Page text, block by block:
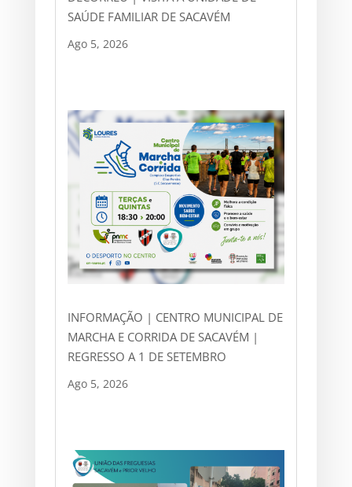
SAÚDE FAMILIAR DE SACAVÉM
Ago 5, 2026
INFORMAÇÃO | CENTRO MUNICIPAL DE
MARCHA E CORRIDA DE SACAVÉM |
REGRESSO A 1 DE SETEMBRO
Ago 5, 2026